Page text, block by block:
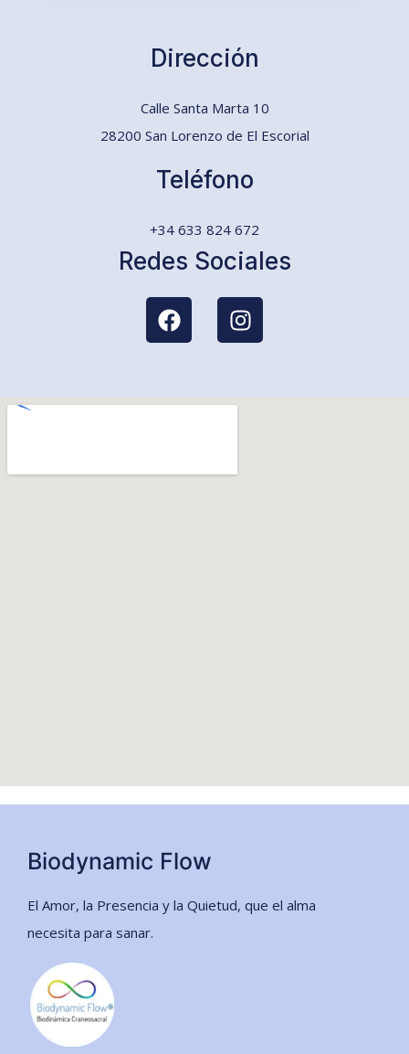
Dirección
Calle Santa Marta 10
28200 San Lorenzo de El Escorial
Teléfono
+34 633 824 672
Redes Sociales
Biodynamic Flow
El Amor, la Presencia y la Quietud, que el alma
necesita para sanar.